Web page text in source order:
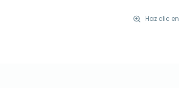
Haz clic